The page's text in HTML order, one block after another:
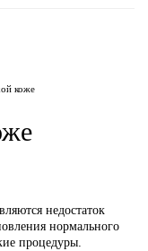
коже
недостаток
нормального
процедуры.